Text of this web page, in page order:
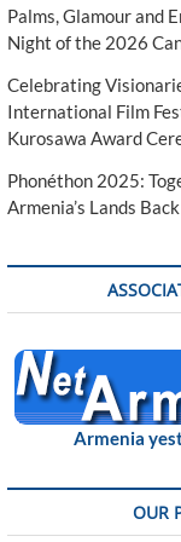
Palms, Glamour and
Night of the 2026
Celebrating
International Film
Kurosawa Award
Phonéthon 2025:
Armenia’s Lands
Armenia
OUR